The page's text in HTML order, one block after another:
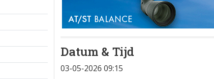
Datum & Tijd
03-05-2026 09:15